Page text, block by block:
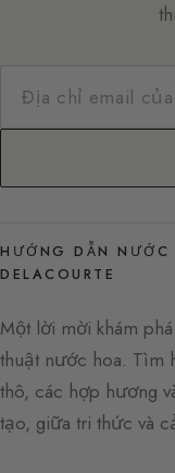
HƯỚNG DẪN NƯỚC
DELACOURTE
Một lời mời khám
thuật nước hoa. Tìm
thô, các hợp hương
tạo, giữa tri thức và